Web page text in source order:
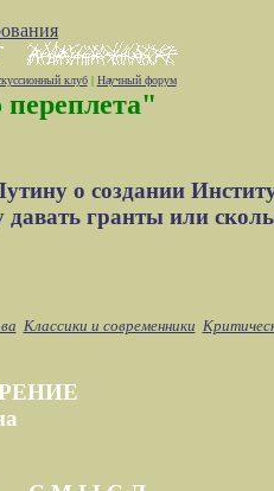
клуб| Научный форум
переплета"
о создании
давать гранты или
Классики и современники